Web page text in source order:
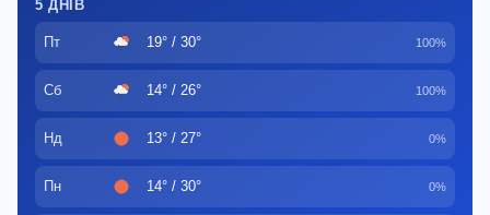
5 ДНІВ
Пт 19° / 30° 100%
Сб 14° / 26° 100%
Нд 13° / 27° 0%
Пн 14° / 30° 0%